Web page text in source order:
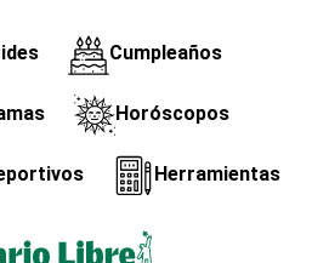
Cumpleaños
Horóscopos
Herramientas